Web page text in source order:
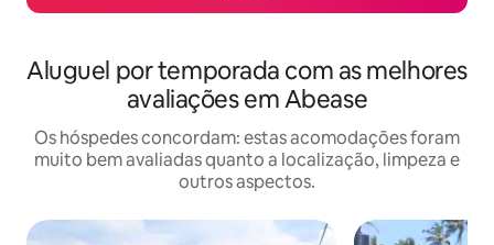
Aluguel por temporada com as melhores
avaliações em Abease
Os hóspedes concordam: estas acomodações foram
muito bem avaliadas quanto a localização, limpeza e
outros aspectos.